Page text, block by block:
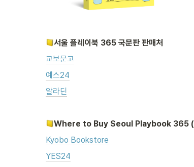
서울 플레이북 365 국문판 판매처
교보문고
예스24
알라딘
Where to Buy Seoul Playbook 365
Kyobo Bookstore
YES24